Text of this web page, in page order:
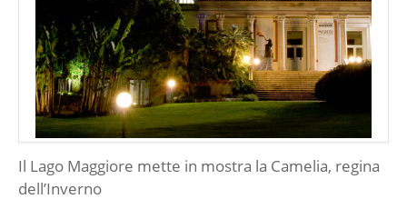
Il Lago Maggiore mette in mostra la Camelia, regina
dell’Inverno